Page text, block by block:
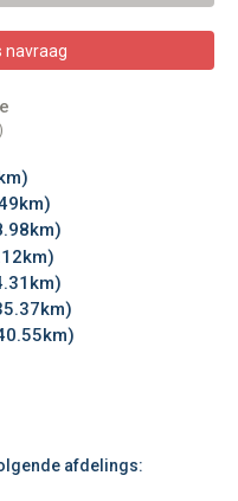
navraag
afdelings: